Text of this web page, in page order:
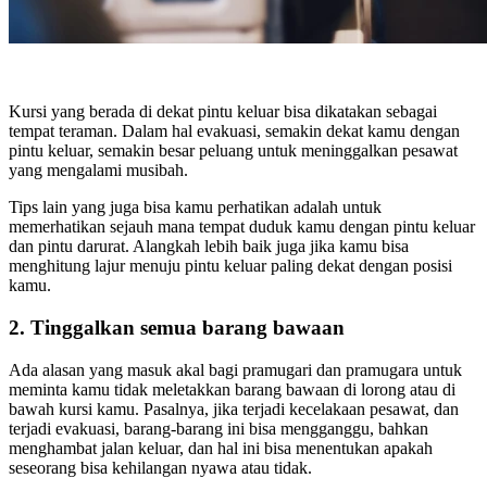
Kursi yang berada di dekat pintu keluar bisa dikatakan sebagai
tempat teraman. Dalam hal evakuasi, semakin dekat kamu dengan
pintu keluar, semakin besar peluang untuk meninggalkan pesawat
yang mengalami musibah.
Tips lain yang juga bisa kamu perhatikan adalah untuk
memerhatikan sejauh mana tempat duduk kamu dengan pintu keluar
dan pintu darurat. Alangkah lebih baik juga jika kamu bisa
menghitung lajur menuju pintu keluar paling dekat dengan posisi
kamu.
2. Tinggalkan semua barang bawaan
Ada alasan yang masuk akal bagi pramugari dan pramugara untuk
meminta kamu tidak meletakkan barang bawaan di lorong atau di
bawah kursi kamu. Pasalnya, jika terjadi kecelakaan pesawat, dan
terjadi evakuasi, barang-barang ini bisa mengganggu, bahkan
menghambat jalan keluar, dan hal ini bisa menentukan apakah
seseorang bisa kehilangan nyawa atau tidak.